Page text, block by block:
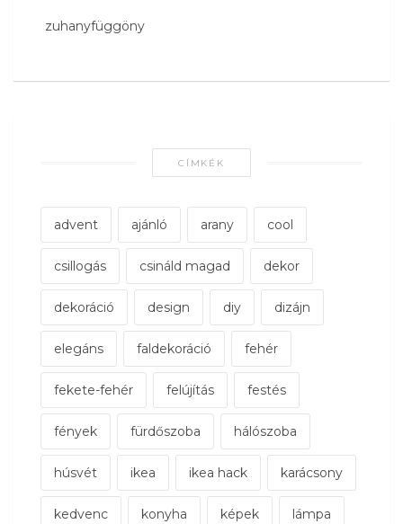
zuhanyfüggöny
CÍMKÉK
advent ajánló arany cool
csillogás csináld magad dekor
dekoráció design diy dizájn
elegáns faldekoráció fehér
fekete-fehér felújítás festés
fények fürdőszoba hálószoba
húsvét ikea ikea hack karácsony
kedvenc konyha képek lámpa